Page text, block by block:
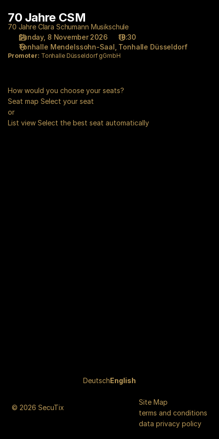
selection
[Tonhalle
Düsseldorf
08.11.2026
70
Jahre
CSM]
Jubiläumskonzert
70
Jahre
Clara
Schumann
70 Jahre CSM
70 Jahre Clara Schumann Musikschule
Sunday, 8 November 2026
18:30
Tonhalle Mendelssohn-Saal Tonhalle Düsseldorf
Promoter: Tonhalle Düsseldorf gGmbH
How would you choose your seats?
Seat map Select your seat
or
List view Select the best seat automatically
DeutschCurrent
English
© 2026 SecuTix
Site Map
terms and conditions
data privacy policy